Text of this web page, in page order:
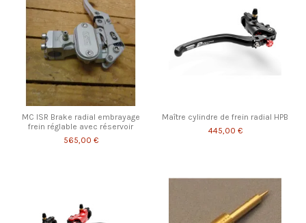
MC ISR Brake radial embrayage
frein réglable avec réservoir
565,00 €
Maître cylindre de frein radial HPB
445,00 €